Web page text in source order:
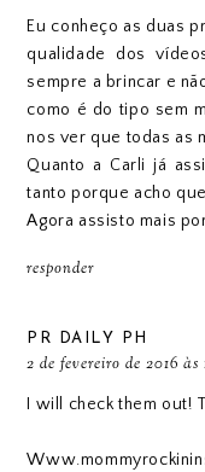
Eu conheço as duas
qualidade dos
sempre a brincar e
como é do tipo sem
nos ver que todas as
Quanto a Carli já
tanto porque acho
Agora assisto mais
responder
PR DAILY PH
2 de fevereiro de 2016 às
I will check them out!